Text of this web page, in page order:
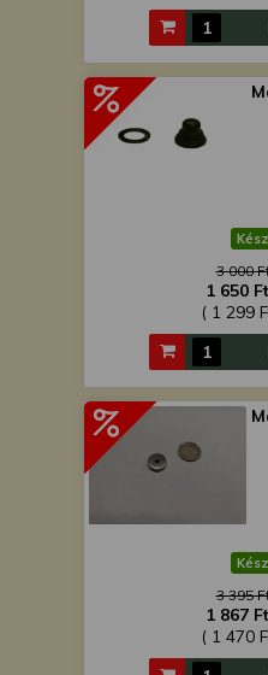
3 000
1 650 Ft
( 1 299
3 395
1 867 Ft
( 1 470